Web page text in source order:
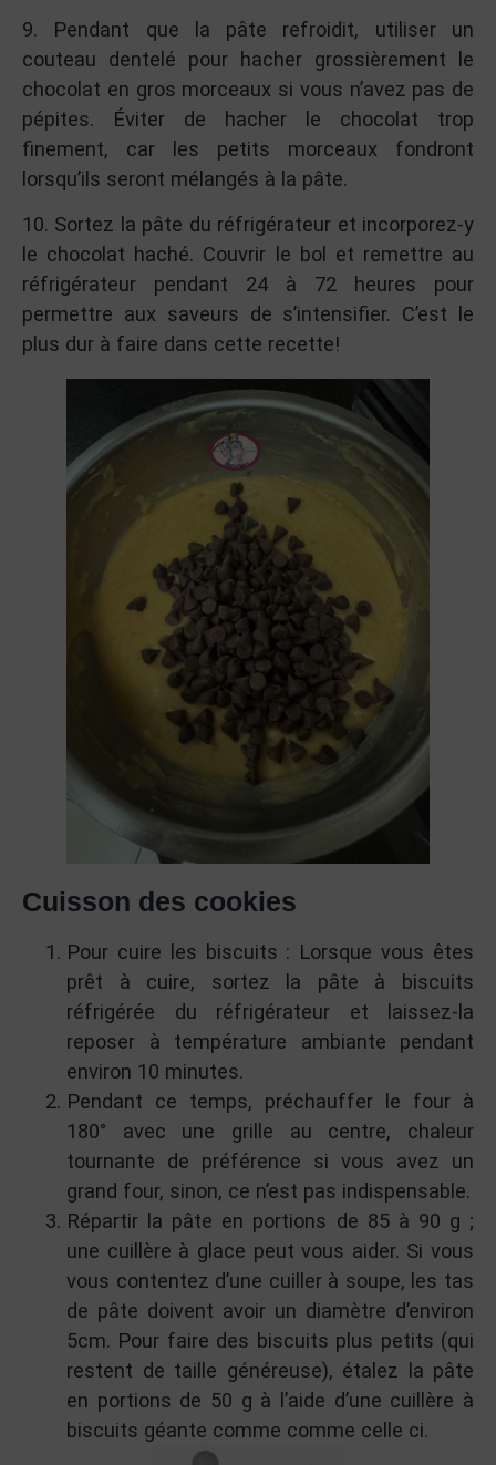
9. Pendant que la pâte refroidit, utiliser un
couteau dentelé pour hacher grossièrement le
chocolat en gros morceaux si vous n’avez pas de
pépites. Éviter de hacher le chocolat trop
finement, car les petits morceaux fondront
lorsqu’ils seront mélangés à la pâte.
10. Sortez la pâte du réfrigérateur et incorporez-y
le chocolat haché. Couvrir le bol et remettre au
réfrigérateur pendant 24 à 72 heures pour
permettre aux saveurs de s’intensifier. C’est le
plus dur à faire dans cette recette!
Cuisson des cookies
Pour cuire les biscuits : Lorsque vous êtes
prêt à cuire, sortez la pâte à biscuits
réfrigérée du réfrigérateur et laissez-la
reposer à température ambiante pendant
environ 10 minutes.
Pendant ce temps, préchauffer le four à
180° avec une grille au centre, chaleur
tournante de préférence si vous avez un
grand four, sinon, ce n’est pas indispensable.
Répartir la pâte en portions de 85 à 90 g ;
une cuillère à glace peut vous aider. Si vous
vous contentez d’une cuiller à soupe, les tas
de pâte doivent avoir un diamètre d’environ
5cm. Pour faire des biscuits plus petits (qui
restent de taille généreuse), étalez la pâte
en portions de 50 g à l’aide d’une cuillère à
biscuits géante comme comme celle ci.